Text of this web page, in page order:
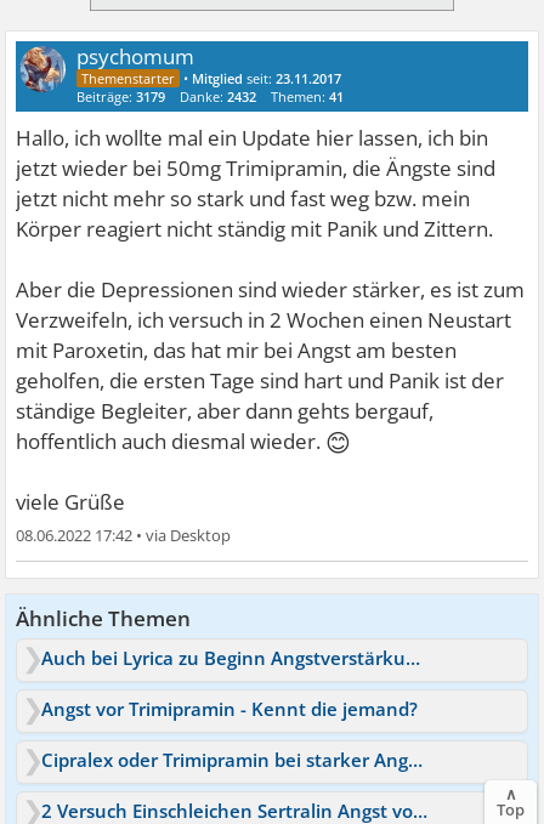
psychomum
• Mitglied seit:23.11.2017
Beiträge:3179 Danke:2432 Themen:41
Hallo, ich wollte mal ein Update hier lassen, ich bin
jetzt wieder bei 50mg Trimipramin, die Ängste sind
jetzt nicht mehr so stark und fast weg bzw. mein
Körper reagiert nicht ständig mit Panik und Zittern.
Aber die Depressionen sind wieder stärker, es ist zum
Verzweifeln, ich versuch in 2 Wochen einen Neustart
mit Paroxetin, das hat mir bei Angst am besten
geholfen, die ersten Tage sind hart und Panik ist der
ständige Begleiter, aber dann gehts bergauf,
hoffentlich auch diesmal wieder. 😊
viele Grüße
08.06.2022 17:42 •
Ähnliche Themen
Auch bei Lyrica zu Beginn Angstverstärkung möglich?
Angst vor Trimipramin - Kennt die jemand?
Cipralex oder Trimipramin bei starker Angst und Panikatacken
2 Versuch Einschleichen Sertralin Angst vor neuer Panik
∧
Top